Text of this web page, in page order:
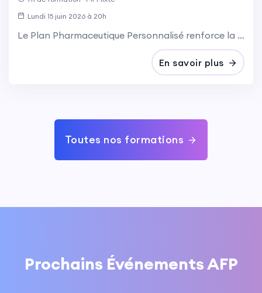
Lundi 15 juin 2026 à 20h
Le Plan Pharmaceutique Personnalisé renforce la coordination autour du patient et sécurise son traitement. Dans le diabète de type 2, il s’intègre au développement de la pharmacie clinique. La simulation forme efficacement les pharmaciens à ce suivi.
En savoir plus
Toutes nos formations
Prochains Événements AFP